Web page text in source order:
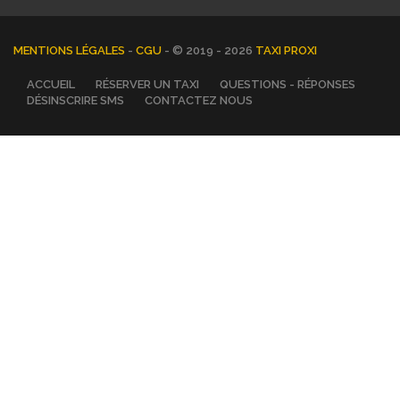
MENTIONS LÉGALES - CGU - © 2019 - 2026 TAXI PROXI
ACCUEIL RÉSERVER UN TAXI
QUESTIONS - RÉPONSES
DÉSINSCRIRE SMS
CONTACTEZ NOUS